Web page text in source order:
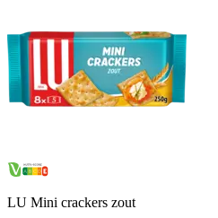
LU Mini crackers zout